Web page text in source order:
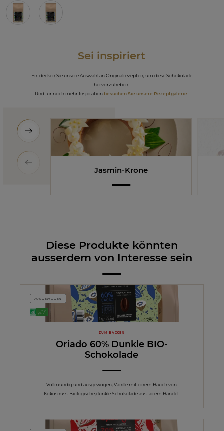
Sei inspiriert
Entdecken Sie unsere Auswahl an Originalrezepten, um diese Schokolade
hervorzuheben.
Und für noch mehr Inspirationbesuchen Sie unsere Rezeptgalerie
Jasmin-Krone
Diese Produkte könnten
ausserdem von Interesse sein
AUSGEWOGEN
ZUM BACKEN
Oriado 60% Dunkle BIO-
Schokolade
Vollmundig und ausgewogen, Vanille mit einem Hauch von
Kokosnuss. Biologische,dunkle Schokolade aus fairem Handel.